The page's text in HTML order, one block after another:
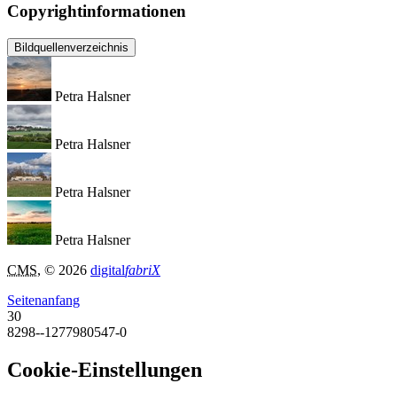
Copyrightinformationen
Bildquellenverzeichnis
Petra Halsner
Petra Halsner
Petra Halsner
Petra Halsner
CMS, © 2026 digitalfabriX
Seitenanfang
30
8298--1277980547-0
Cookie-Einstellungen